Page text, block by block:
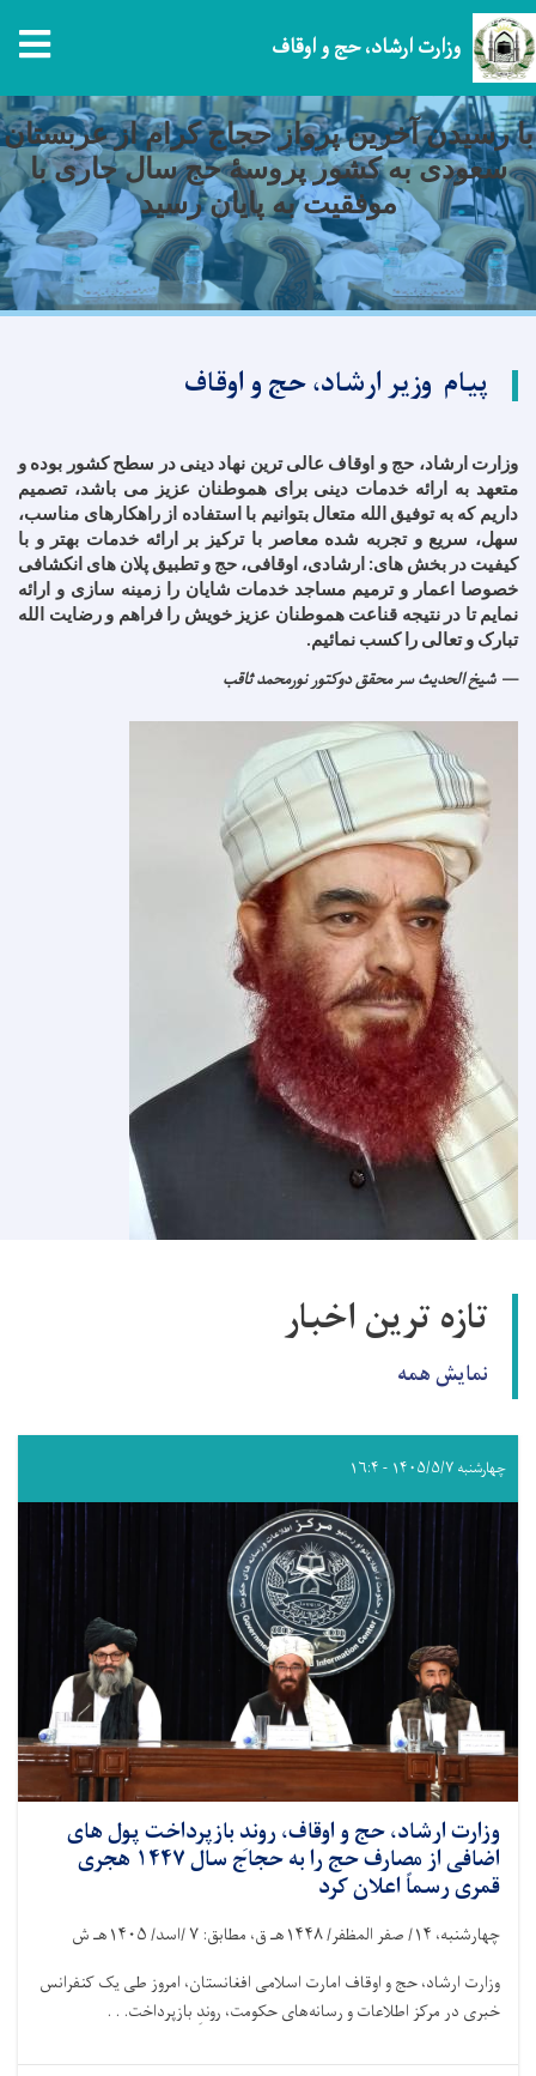
Skip
to
main
content
وزارت ارشاد، حج و اوقاف
وزارت ارشاد، حج و اوقاف، روندِ
پول ‌های اضافی از مصارف حج را به
سال۱۴۴۷هجری قمری رسماً اعلان کرد
پیام وزیر ارشاد، حج و اوقاف
وزارت ارشاد، حج و اوقاف عالی ترین نهاد دینی در سطح کشور بوده و
متعهد به ارائه خدمات دینی برای هموطنان عزیز می باشد، تصمیم
داریم که به توفیق الله متعال بتوانیم با استفاده از راهکارهای مناسب،
سهل، سریع و تجربه شده معاصر با ترکیز بر ارائه خدمات بهتر و با
کیفیت در بخش های: ارشادی، اوقافی، حج و تطبیق پلان های انکشافی
خصوصا اعمار و ترمیم مساجد خدمات شایان را زمینه سازی و ارائه
نمایم تا در نتیجه قناعت هموطنان عزیز خویش را فراهم و رضایت الله
تبارک و تعالی را کسب نمائیم.
شیخ الحدیث سر محقق دوکتور نورمحمد ثاقب
تازه ترین اخبار
نمایش همه
چهارشنبه ۱۴۰۵/۵/۷ - ۱۶:۴
وزارت ارشاد، حج و اوقاف، روندِ بازپرداخت پول ‌های
اضافی از مصارف حج را به حجاج سال ۱۴۴۷ هجری
قمری رسماً اعلان کرد
چهارشنبه، ۱۴/ صفر المظفر/۱۴۴۸هـ ق، مطابق: ۷ / اسد/۱۴۰۵هـ ش
وزارت ارشاد، حج و اوقاف امارت اسلامی افغانستان، امروز طی یک کنفرانس
خبری در مرکز اطلاعات و رسانه‌های حکومت، روندِ بازپرداخت. . .